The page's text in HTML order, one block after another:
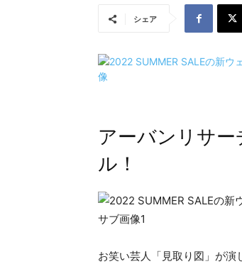
シェア
アーバンリサ
ル！
お笑い芸人「見取り図」が